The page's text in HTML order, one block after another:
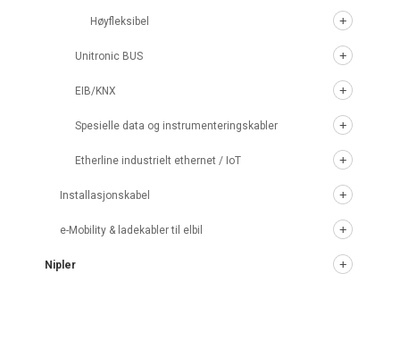
Høyfleksibel
Unitronic BUS
EIB/KNX
Spesielle data og instrumenteringskabler
Etherline industrielt ethernet / IoT
Installasjonskabel
e-Mobility & ladekabler til elbil
Nipler